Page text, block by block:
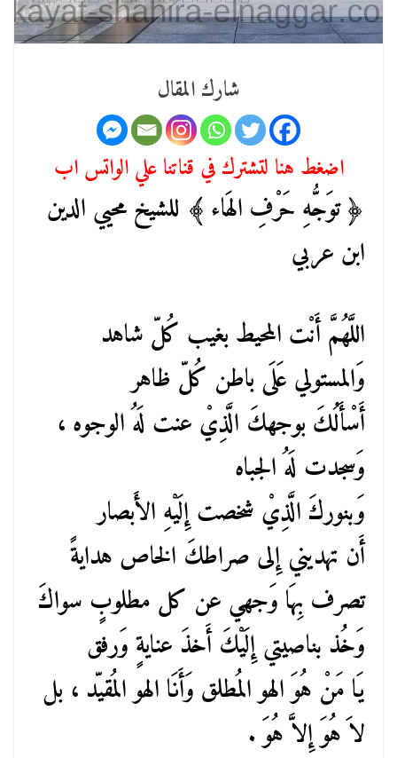
شارك المقال
اضغط هنا لتشترك في قناتنا علي الواتس اب
﴿ توَجُّهِ حَرْفِ الهَاء ﴾ للشيخ محيي الدين
ابن عربي
اللَّهُمَّ أَنْت المحيط بغيب كُلّ شاهد
وَالمستولي عَلَى باطن كُلّ ظاهر
أَسْأَلُكَ بوجهكَ الَّذِيْ عنت لَهُ الوجوه ،
وَسجدت لَهُ الجباه
وَبنوركَ الَّذِيْ شخصت إِلَيْهِ الأَبصار
أَن تهديني إِلى صراطكَ الخاص هدايةً
تصرف بِهَا وَجهي عن كل مطلوبٍ سواكَ
وَخُذ بناصيتي إِلَيْكَ أَخذَ عنايةٍ وَرفق
يَا مَنْ هُوَ الهو المُطلق وَأَنَا الهو المُقيّد ، بل
لاَ هُوَ إِلاَّ هُوَ .